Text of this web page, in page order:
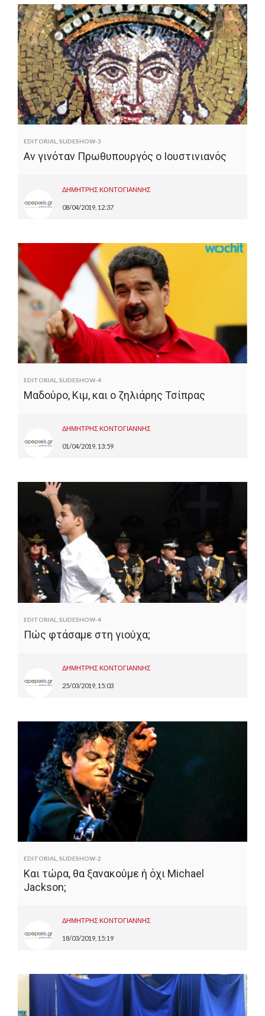
EDITORIAL SLIDESHOW-3
Αν γινόταν Πρωθυπουργός ο Ιουστινιανός
ΔΗΜΗΤΡΗΣ ΚΟΝΤΟΓΙΑΝΝΗΣ
08/04/2019, 12:37
EDITORIAL,SLIDESHOW-4
Μαδούρο, Κιμ, και ο ζηλιάρης Τσίπρας
ΔΗΜΗΤΡΗΣ ΚΟΝΤΟΓΙΑΝΝΗΣ
01/04/2019, 13:59
EDITORIAL SLIDESHOW-4
Πώς φτάσαμε στη γιούχα;
ΔΗΜΗΤΡΗΣ ΚΟΝΤΟΓΙΑΝΝΗΣ
25/03/2019, 15:03
EDITORIAL SLIDESHOW-2
Και τώρα, θα ξανακούμε ή όχι Michael
Jackson;
ΔΗΜΗΤΡΗΣ ΚΟΝΤΟΓΙΑΝΝΗΣ
18/03/2019, 15:19